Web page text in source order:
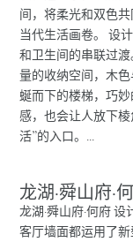
间，将柔光和双色
当代生活画卷。 设
和卫生间的串联过
量的收纳空间，木
蜒而下的楼梯，巧
感，也会让人放下
活”的入口。...
龙湖·舜山府·
龙湖·舜山府·何府
客厅墙面都运用了